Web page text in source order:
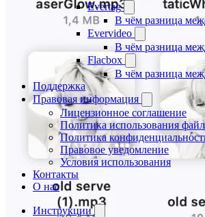
Evertag
В чём разница
Evervideo
В чём разница
Flacbox
В чём разница
Поддержка
Правовая информация
Лицензионное соглашение
Политика использования
Политика
Правовое уведомление
Условия использования
Контакты
О нас
Инструкции